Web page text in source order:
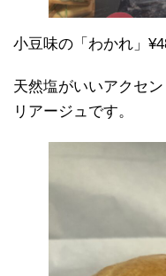
小豆味の「わかれ」
天然塩がいいアクセ
リアージュです。